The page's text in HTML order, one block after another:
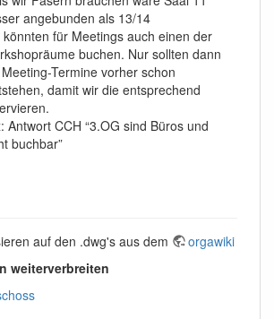
angebunden als 13/14
könnten für Meetings auch einen der
buchen. Nur sollten dann
Termine vorher schon
damit wir die entsprechend
Antwort CCH “3.OG sind Büros und
buchbar”
auf den .dwg's aus dem
orgawiki
weiterverbreiten